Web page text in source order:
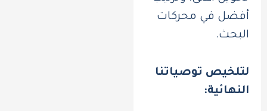
أفضل في محركات
البحث.
لتلخيص توصياتنا
النهائية: